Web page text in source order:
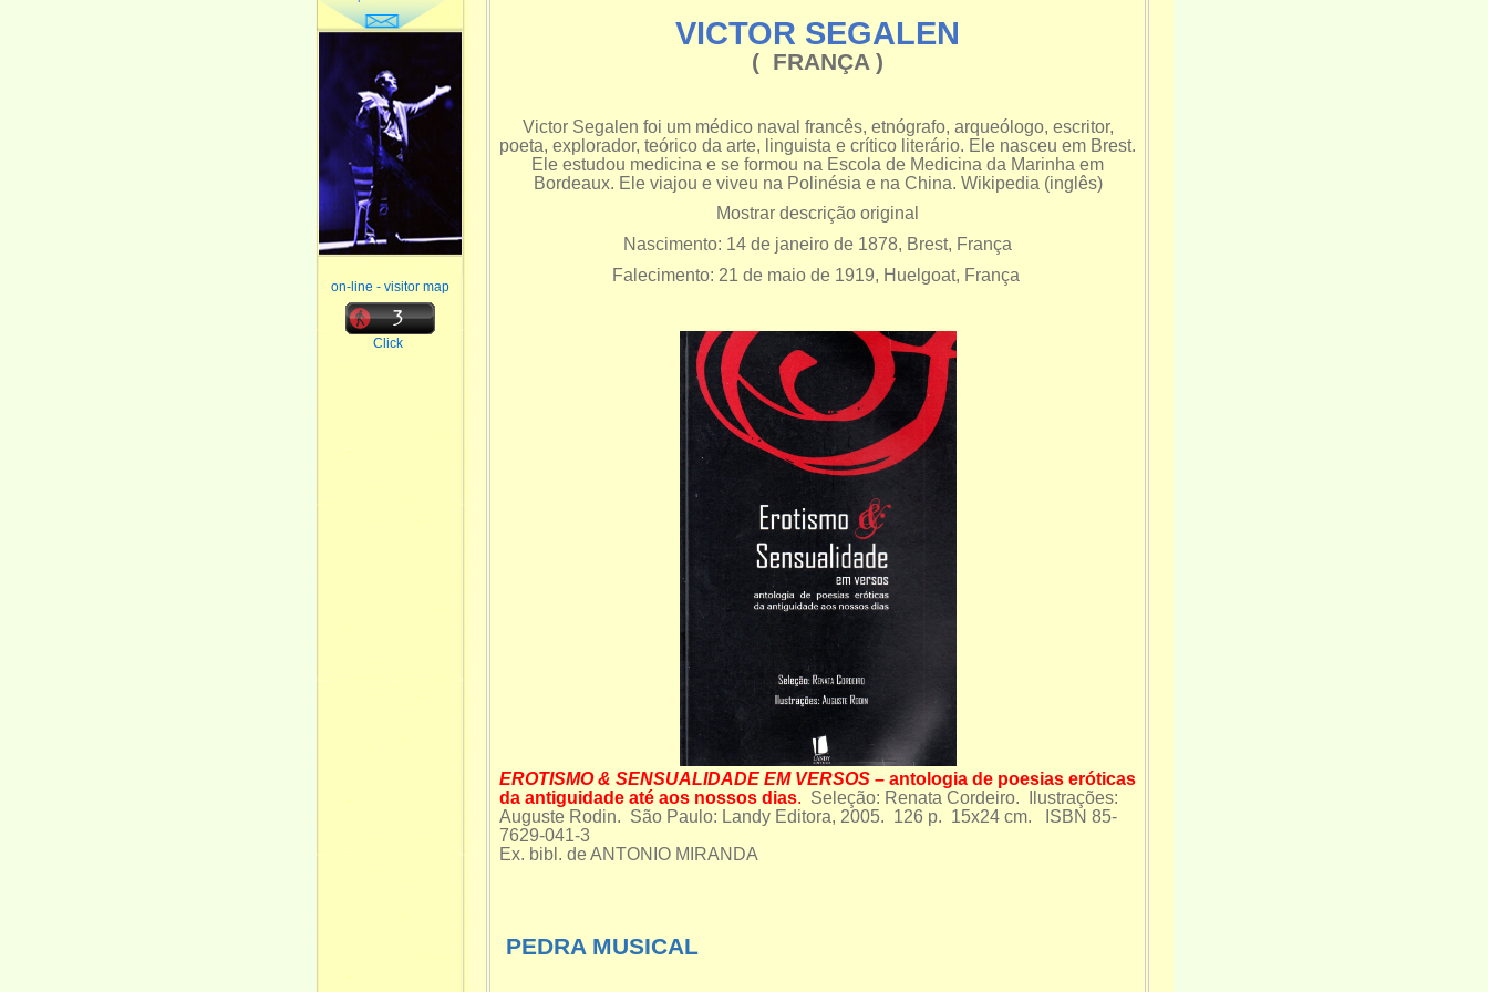
on-line - visitor map
Click
VICTOR SEGALEN
( FRANÇA )
Victor Segalen foi um médico naval francês, etnógrafo, arqueólogo, escritor,
poeta, explorador, teórico da arte, linguista e crítico literário. Ele nasceu em Brest.
Ele estudou medicina e se formou na Escola de Medicina da Marinha em
Bordeaux. Ele viajou e viveu na Polinésia e na China. Wikipedia (inglês)
Mostrar descrição original
Nascimento: 14 de janeiro de 1878, Brest, França
Falecimento: 21 de maio de 1919, Huelgoat, França
EROTISMO & SENSUALIDADE EM VERSOS – antologia de poesias eróticas
da antiguidade até aos nossos dias. Seleção: Renata Cordeiro. Ilustrações:
Auguste Rodin. São Paulo: Landy Editora, 2005. 126 p. 15x24 cm. ISBN 85-
7629-041-3
Ex. bibl. de ANTONIO MIRANDA
PEDRA MUSICAL